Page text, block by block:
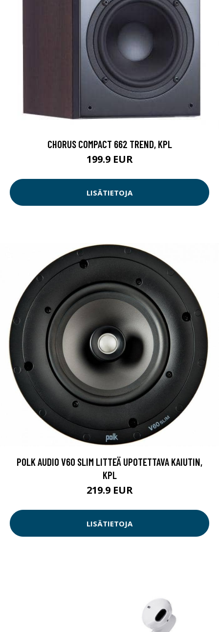
CHORUS COMPACT 662 TREND, KPL
199.9 EUR
LISÄTIETOJA
POLK AUDIO V60 SLIM LITTEÄ UPOTETTAVA KAIUTIN,
KPL
219.9 EUR
LISÄTIETOJA